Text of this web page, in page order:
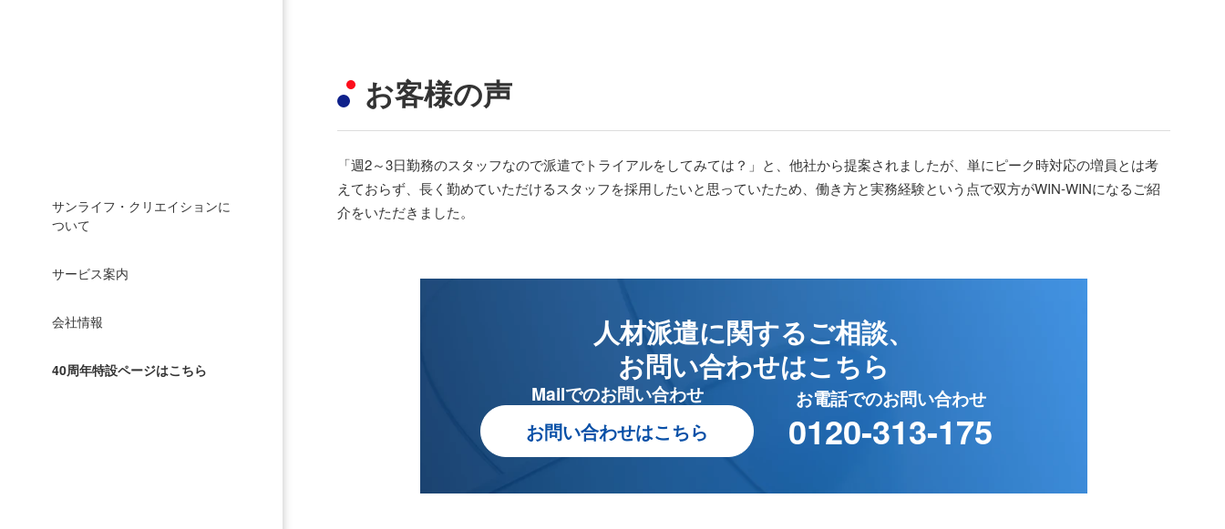
サンライフ・クリエイションに
ついて
サービス案内
会社情報
40周年特設ページはこちら
お客様の声
「週2～3日勤務のスタッフなので派遣でトライアルをしてみては？」と、他社から提案されましたが、単にピーク時対応の増員とは考
えておらず、長く勤めていただけるスタッフを採用したいと思っていたため、働き方と実務経験という点で双方がWIN-WINになるご紹
介をいただきました。
人材派遣に関するご相談、
お問い合わせはこちら
Mailでのお問い合わせ
お問い合わせはこちら
お電話でのお問い合わせ
0120-313-175